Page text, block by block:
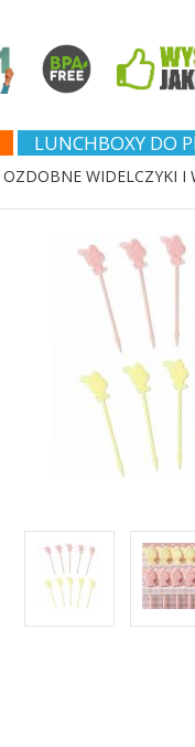
LUNCHBOXY DO
OZDOBNE WIDELCZYKI I